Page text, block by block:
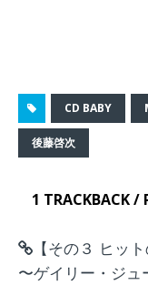
CD BABY
後藤啓次
1 TRACKBACK /
【その３ ヒッ
〜ゲイリー・ジ